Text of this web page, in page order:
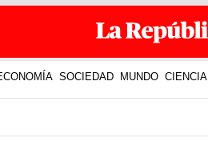
SOCIEDAD MUNDO CIENCIA